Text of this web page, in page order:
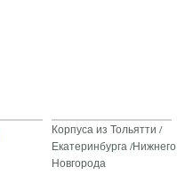
Корпуса из Тольятти /
Екатеринбурга /Нижнего
Новгорода